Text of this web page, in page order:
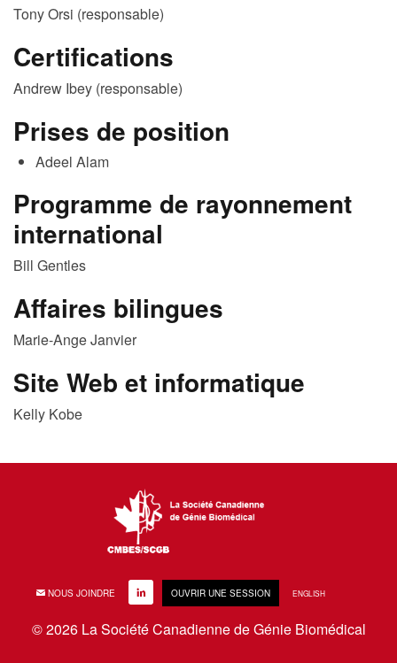
Tony Orsi (responsable)
Certifications
Andrew Ibey (responsable)
Prises de position
Adeel Alam
Programme de rayonnement
international
Bill Gentles
Affaires bilingues
Marie-Ange Janvier
Site Web et informatique
Kelly Kobe
EMAILNOUS JOINDRE LINKEDIN OUVRIR UNE SESSION ENGLISH
© 2026 La Société Canadienne de Génie Biomédical